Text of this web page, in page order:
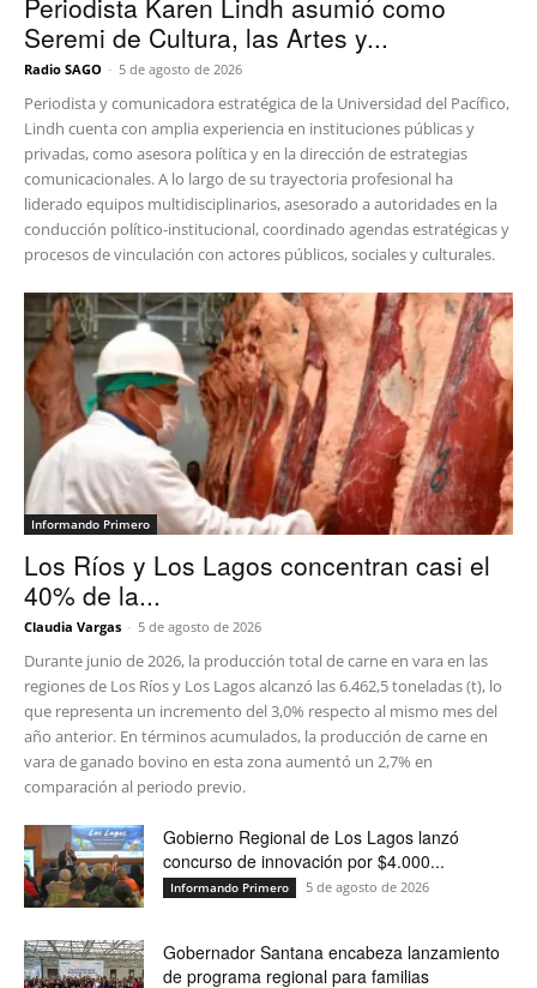
Periodista Karen Lindh asumió como
Seremi de Cultura, las Artes y...
Radio SAGO - 5 de agosto de 2026
Periodista y comunicadora estratégica de la Universidad del Pacífico,
Lindh cuenta con amplia experiencia en instituciones públicas y
privadas, como asesora política y en la dirección de estrategias
comunicacionales. A lo largo de su trayectoria profesional ha
liderado equipos multidisciplinarios, asesorado a autoridades en la
conducción político-institucional, coordinado agendas estratégicas y
procesos de vinculación con actores públicos, sociales y culturales.
Informando Primero
Los Ríos y Los Lagos concentran casi el
40% de la...
Claudia Vargas - 5 de agosto de 2026
Durante junio de 2026, la producción total de carne en vara en las
regiones de Los Ríos y Los Lagos alcanzó las 6.462,5 toneladas (t), lo
que representa un incremento del 3,0% respecto al mismo mes del
año anterior. En términos acumulados, la producción de carne en
vara de ganado bovino en esta zona aumentó un 2,7% en
comparación al periodo previo.
Gobierno Regional de Los Lagos lanzó
concurso de innovación por $4.000...
Informando Primero 5 de agosto de 2026
Gobernador Santana encabeza lanzamiento
de programa regional para familias